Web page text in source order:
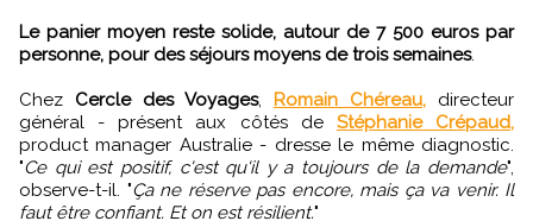
Le panier moyen reste solide, autour de 7 500 euros par
personne, pour des séjours moyens de trois semaines.
Chez Cercle des Voyages, Romain Chéreau, directeur
général - présent aux côtés de Stéphanie Crépaud,
product manager Australie - dresse le même diagnostic.
"Ce qui est positif, c'est qu'il y a toujours de la demande",
observe-t-il. "Ça ne réserve pas encore, mais ça va venir. Il
faut être confiant. Et on est résilient."